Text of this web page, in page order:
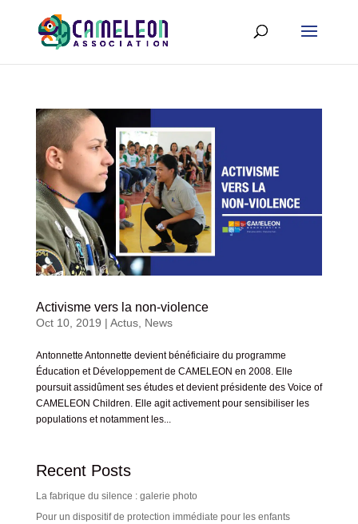
Activisme vers la non-violence
Oct 10, 2019 | Actus, News
Antonnette Antonnette devient bénéficiaire du programme
Éducation et Développement de CAMELEON en 2008. Elle
poursuit assidûment ses études et devient présidente des Voice of
CAMELEON Children. Elle agit activement pour sensibiliser les
populations et notamment les...
Recent Posts
La fabrique du silence : galerie photo
Pour un dispositif de protection immédiate pour les enfants